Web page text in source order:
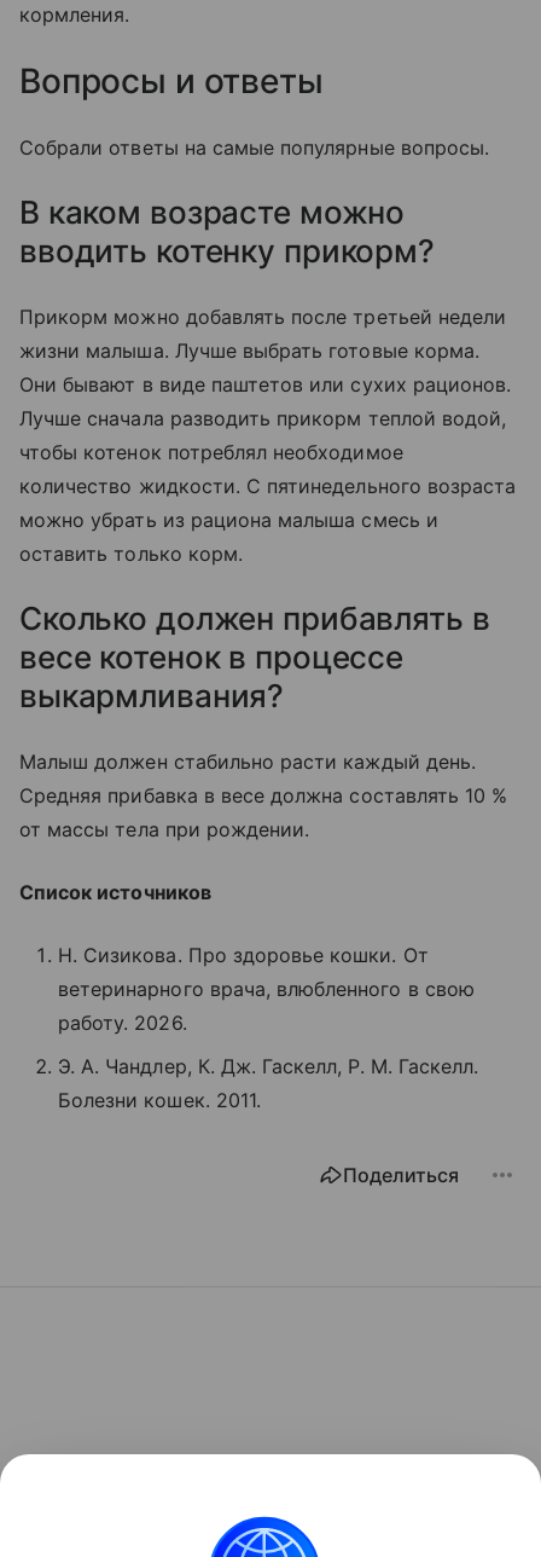
кормления.
Вопросы и ответы
Собрали ответы на самые популярные вопросы.
В каком возрасте можно
вводить котенку прикорм?
Прикорм можно добавлять после третьей недели
жизни малыша. Лучше выбрать готовые корма.
Они бывают в виде паштетов или сухих рационов.
Лучше сначала разводить прикорм теплой водой,
чтобы котенок потреблял необходимое
количество жидкости. С пятинедельного возраста
можно убрать из рациона малыша смесь и
оставить только корм.
Сколько должен прибавлять в
весе котенок в процессе
выкармливания?
Малыш должен стабильно расти каждый день.
Средняя прибавка в весе должна составлять 10 %
от массы тела при рождении.
Список источников
Н. Сизикова. Про здоровье кошки. От
ветеринарного врача, влюбленного в свою
работу. 2026.
Э. А. Чандлер, К. Дж. Гаскелл, Р. М. Гаскелл.
Болезни кошек. 2011.
Поделиться